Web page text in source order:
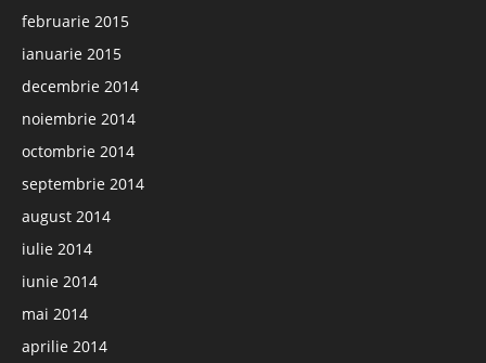
februarie 2015
ianuarie 2015
decembrie 2014
noiembrie 2014
octombrie 2014
septembrie 2014
august 2014
iulie 2014
iunie 2014
mai 2014
aprilie 2014